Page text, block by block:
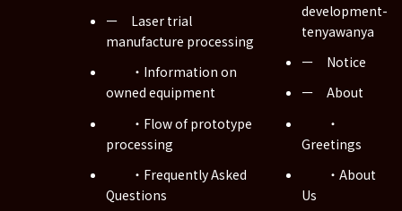
ー Laser trial
manufacture processing
・Information on
owned equipment
・Flow of prototype
processing
・Frequently Asked
Questions
development-
tenyawanya
ー Notice
ー About
・
Greetings
・About
Us